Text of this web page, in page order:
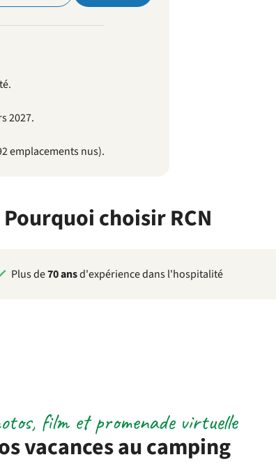
2027.
emplacements nus).
Pourquoi choisir RCN
Plus de70 ansd'expérience dans l'hospitalité
vacances au camping
film et promenade virtuelle